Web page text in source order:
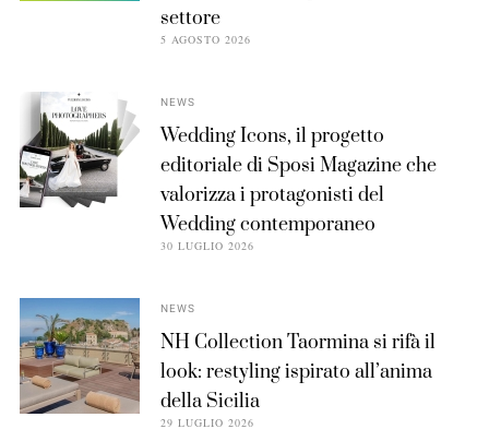
settore
5 AGOSTO 2026
NEWS
Wedding Icons, il progetto
editoriale di Sposi Magazine che
valorizza i protagonisti del
Wedding contemporaneo
30 LUGLIO 2026
NEWS
NH Collection Taormina si rifà il
look: restyling ispirato all’anima
della Sicilia
29 LUGLIO 2026